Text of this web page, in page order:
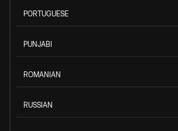
PORTUGUESE
PUNJABI
ROMANIAN
RUSSIAN